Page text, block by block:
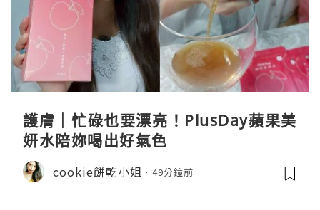
護膚｜忙碌也要漂亮！PlusDay蘋果美
妍水陪妳喝出好氣色
cookie餅乾小姐 49分鐘前